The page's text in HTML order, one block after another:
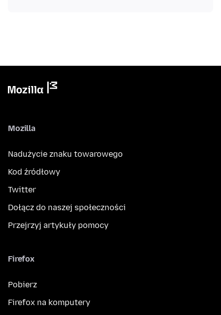
Mozilla
Nadużycie znaku towarowego
Kod źródłowy
Twitter
Dołącz do naszej społeczności
Przejrzyj artykuły pomocy
Firefox
Pobierz
Firefox na komputery